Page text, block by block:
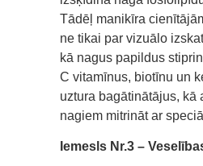
Tādēļ manikīra
ne tikai par vizuālo
kā nagus papildus
C vitamīnus, biotīnu un
uztura bagātinātājus, kā
nagiem mitrināt ar
Iemesls Nr.3 –